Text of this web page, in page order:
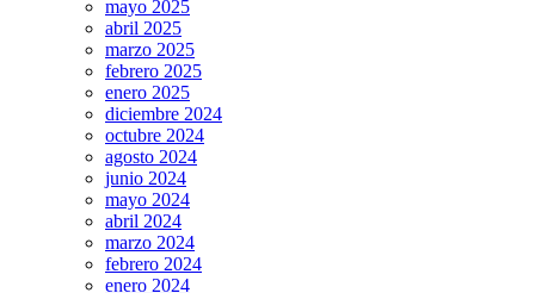
mayo 2025
abril 2025
marzo 2025
febrero 2025
enero 2025
diciembre 2024
octubre 2024
agosto 2024
junio 2024
mayo 2024
abril 2024
marzo 2024
febrero 2024
enero 2024